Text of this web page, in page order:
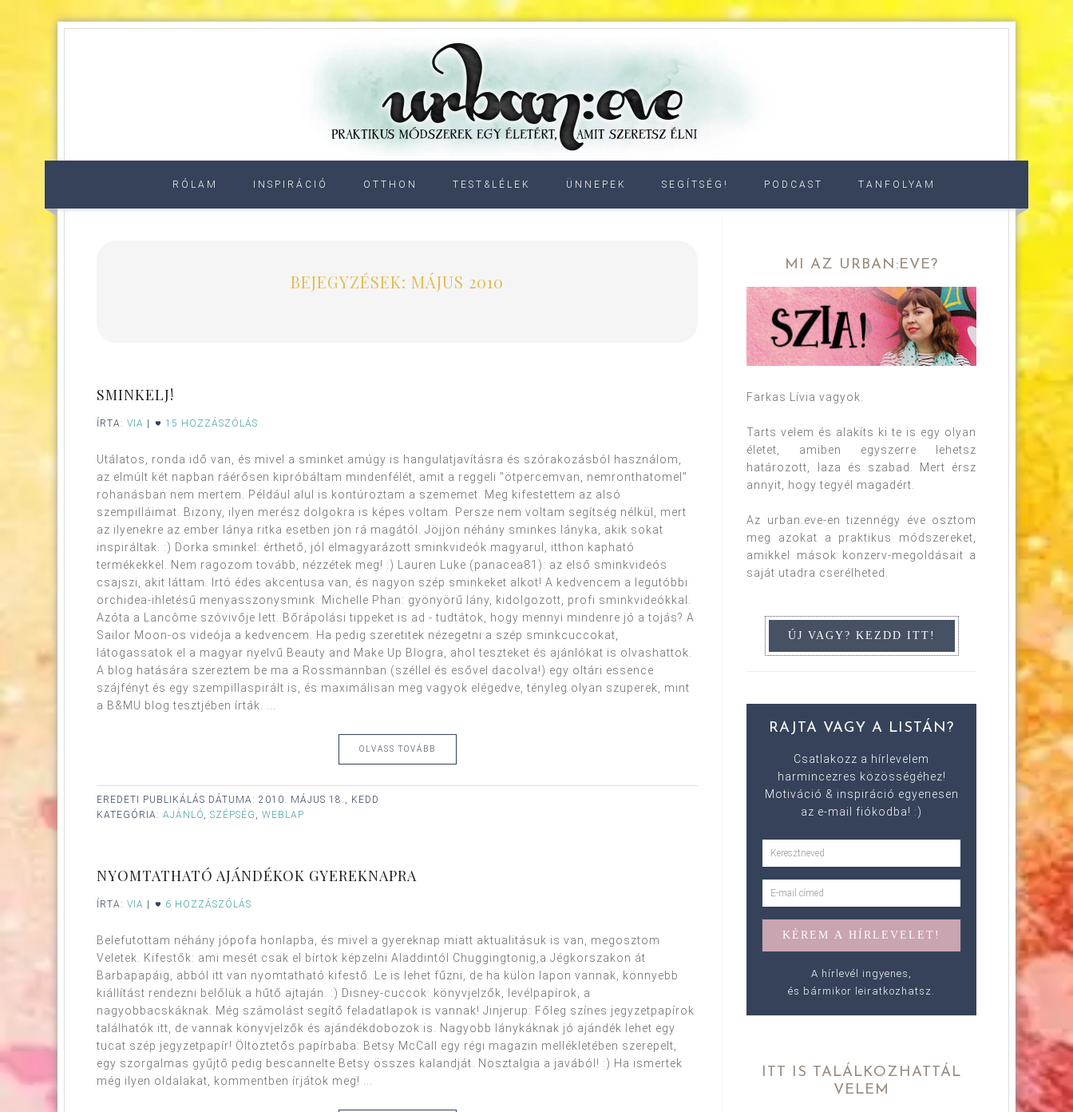
RÓLAM INSPIRÁCIÓ OTTHON TEST&LÉLEK ÜNNEPEK SEGÍTSÉG! PODCAST TANFOLYAM
BEJEGYZÉSEK: MÁJUS 2010
SMINKELJ!
ÍRTA: VIA 15 HOZZÁSZÓLÁS
Utálatos, ronda idő van, és mivel a sminket amúgy is hangulatjavításra és szórakozásból használom,
az elmúlt két napban ráérősen kipróbáltam mindenfélét, amit a reggeli "ötpercemvan, nemronthatomel"
rohanásban nem mertem. Például alul is kontúroztam a szememet. Meg kifestettem az alsó
szempilláimat. Bizony, ilyen merész dolgokra is képes voltam. Persze nem voltam segítség nélkül, mert
az ilyenekre az ember lánya ritka esetben jön rá magától. Jöjjön néhány sminkes lányka, akik sokat
inspiráltak. :) Dorka sminkel: érthető, jól elmagyarázott sminkvideók magyarul, itthon kapható
termékekkel. Nem ragozom tovább, nézzétek meg! :) Lauren Luke (panacea81): az első sminkvideós
csajszi, akit láttam. Irtó édes akcentusa van, és nagyon szép sminkeket alkot! A kedvencem a legutóbbi
orchidea-ihletésű menyasszonysmink. Michelle Phan: gyönyörű lány, kidolgozott, profi sminkvideókkal.
Azóta a Lancôme szóvivője lett. Bőrápolási tippeket is ad - tudtátok, hogy mennyi mindenre jó a tojás? A
Sailor Moon-os videója a kedvencem. Ha pedig szeretitek nézegetni a szép sminkcuccokat,
látogassatok el a magyar nyelvű Beauty and Make Up Blogra, ahol teszteket és ajánlókat is olvashattok.
A blog hatására szereztem be ma a Rossmannban (széllel és esővel dacolva!) egy oltári essence
szájfényt és egy szempillaspirált is, és maximálisan meg vagyok elégedve, tényleg olyan szuperek, mint
a B&MU blog tesztjében írták. ...
OLVASS TOVÁBB
EREDETI PUBLIKÁLÁS DÁTUMA: 2010. MÁJUS 18., KEDD
KATEGÓRIA: AJÁNLÓ, SZÉPSÉG , WEBLAP
NYOMTATHATÓ AJÁNDÉKOK GYEREKNAPRA
ÍRTA: VIA 6 HOZZÁSZÓLÁS
Belefutottam néhány jópofa honlapba, és mivel a gyereknap miatt aktualitásuk is van, megosztom
Veletek. Kifestők: ami mesét csak el bírtok képzelni Aladdintól Chuggingtonig,a Jégkorszakon át
Barbapapáig, abból itt van nyomtatható kifestő. Le is lehet fűzni, de ha külön lapon vannak, könnyebb
kiállítást rendezni belőlük a hűtő ajtaján. :) Disney-cuccok: könyvjelzők, levélpapírok, a
nagyobbacskáknak. Még számolást segítő feladatlapok is vannak! Jinjerup: Főleg színes jegyzetpapírok
találhatók itt, de vannak könyvjelzők és ajándékdobozok is. Nagyobb lánykáknak jó ajándék lehet egy
tucat szép jegyzetpapír! Öltöztetős papírbaba: Betsy McCall egy régi magazin mellékletében szerepelt,
egy szorgalmas gyűjtő pedig bescannelte Betsy összes kalandját. Nosztalgia a javából! :) Ha ismertek
még ilyen oldalakat, kommentben írjátok meg! ...
MI AZ URBAN:EVE?
Farkas Lívia vagyok.
Tarts velem és alakíts ki te is egy olyan
életet, amiben egyszerre lehetsz
határozott, laza és szabad. Mert érsz
annyit, hogy tegyél magadért.
Az urban:eve-en tizennégy éve osztom
meg azokat a praktikus módszereket,
amikkel mások konzerv-megoldásait a
saját utadra cserélheted.
RAJTA VAGY A LISTÁN?
Csatlakozz a hírlevelem
harmincezres közösségéhez!
Motiváció & inspiráció egyenesen
az e-mail fiókodba! :)
A hírlevél ingyenes,
és bármikor leiratkozhatsz.
ITT IS TALÁLKOZHATTÁL
VELEM